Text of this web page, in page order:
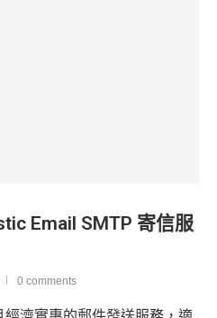
Email SMTP 寄信服
0 comments